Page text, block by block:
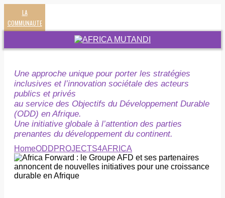
LA
COMMUNAUTE
Une approche unique pour porter les stratégies
inclusives et l’innovation sociétale des acteurs
publics et privés
au service des Objectifs du Développement Durable
(ODD) en Afrique.
Une initiative globale à l’attention des parties
prenantes du développement du continent.
HomeODDPROJECTS4AFRICA